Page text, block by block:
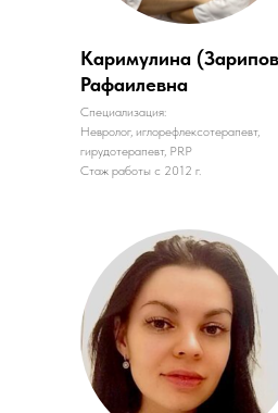
Каримулина
Рафаилевна
Специализация:
Невролог, иглорефлексотерапевт,
гирудотерапевт, PRP
Стаж работы с 2012 г.